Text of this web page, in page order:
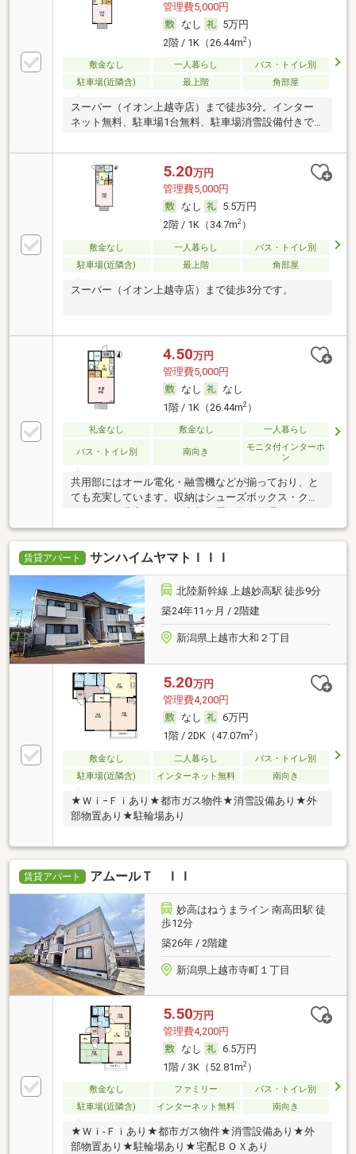
管理費5,000円
なし
5万円
2階 / 1K（26.44m2）
敷金なし 一人暮らし
バス・トイレ別
駐車場(近隣含)
最上階 角部屋
スーパー（イオン上越寺店）まで徒歩3分。インター
ネット無料、駐車場1台無料、駐車場消雪設備付きで
5.20万円
管理費5,000円
なし
5.5万円
2階 / 1K（34.7m2）
敷金なし 一人暮らし
バス・トイレ別
駐車場(近隣含)
最上階 角部屋
スーパー（イオン上越寺店）まで徒歩3分です。
4.50万円
管理費5,000円
なし
なし
1階 / 1K（26.44m2）
礼金なし 敷金なし 一人暮らし
バス・トイレ別 南向き
モニタ付インターホ
ン
共用部にはオール電化・融雪機などが揃っており、と
ても充実しています。収納はシューズボックス・クロ
く便利です。直接会わずにインターホン越しに来訪者
を確認できるので、トラブルを事前に回避しやすくな
ります。室内設備はネット使用料不要・全室照明付
き・エアコンなどが揃っているので、快適に過ごしや
すいお部屋になります。はじめての一人暮らしを始め
るなら敷金不要物件がおすすめです。住みやすい環境
が嬉しい賃貸物件です。畳部屋の使用頻度が低い方向
けの全居室フローリング設置。ネット回線がある物件
です。押入がついており、収納スペースも確保されて
います。一人暮らしの方からニーズが高いキッチン付
きの物件です。閑静な住宅地にある物件です。
賃貸アパート サンハイムヤマトＩＩＩ
北陸新幹線 上越妙高駅 徒歩9分
築24年11ヶ月 / 2階建
新潟県上越市大和２丁目
5.20万円
管理費4,200円
なし
6万円
1階 / 2DK（47.07m2）
敷金なし 二人暮らし
バス・トイレ別
駐車場(近隣含)
インターネット無料 南向き
★Ｗｉ−Ｆｉあり★都市ガス物件★消雪設備あり★外
部物置あり★駐輪場あり
賃貸アパート アムールＴ ＩＩ
妙高はねうまライン 南高田駅 徒
歩12分
築26年 / 2階建
新潟県上越市寺町１丁目
5.50万円
管理費4,200円
なし
6.5万円
1階 / 3K（52.81m2）
敷金なし ファミリー
バス・トイレ別
駐車場(近隣含)
インターネット無料 南向き
★Ｗｉ‐Ｆｉあり★都市ガス物件★消雪設備あり★外
部物置あり★駐輪場あり★宅配ＢＯＸあり